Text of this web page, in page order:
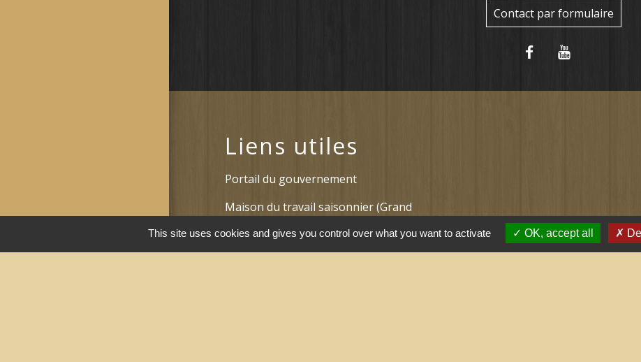
Contact par formulaire
Liens utiles
Portail du gouvernement
Maison du travail saisonnier (Grand
Région Occitanie
This site uses cookies and gives you control over what you want to activate OK, accept all